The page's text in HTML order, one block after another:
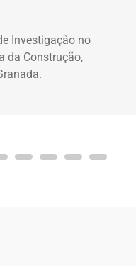
Investigação no
da Construção,